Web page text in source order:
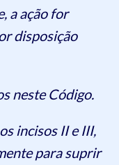
a ação for
disposição
neste Código.
incisos II e III,
para suprir